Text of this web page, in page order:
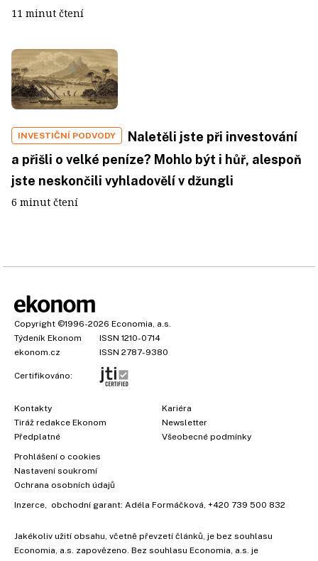
11 minut čtení
INVESTIČNÍ PODVODY
Naletěli jste při investování
a přišli o velké peníze? Mohlo být i hůř, alespoň
jste neskončili vyhladovělí v džungli
6 minut čtení
Copyright ©1996-2026 Economia, a.s.
Týdeník Ekonom
ISSN 1210-0714
ekonom.cz
ISSN 2787-9380
Certifikováno:
Kontakty
Tiráž redakce Ekonom
Předplatné
Kariéra
Newsletter
Všeobecné podmínky
Prohlášení o cookies
Nastavení soukromí
Ochrana osobních údajů
Inzerce , obchodní garant: Adéla Formáčková +420 739 500 832
Jakékoliv užití obsahu, včetně převzetí článků, je bez souhlasu
Economia, a.s. zapovězeno. Bez souhlasu Economia, a.s. je